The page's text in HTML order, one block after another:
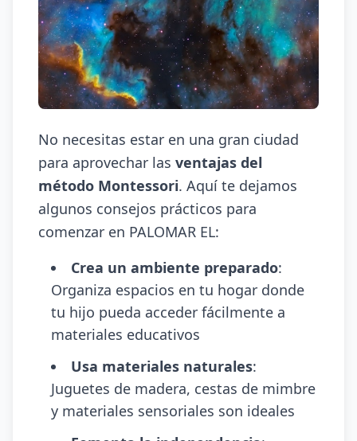
No necesitas estar en una gran ciudad
para aprovechar las ventajas del
método Montessori. Aquí te dejamos
algunos consejos prácticos para
comenzar en PALOMAR EL:
Crea un ambiente preparado:
Organiza espacios en tu hogar donde
tu hijo pueda acceder fácilmente a
materiales educativos
Usa materiales naturales:
Juguetes de madera, cestas de mimbre
y materiales sensoriales son ideales